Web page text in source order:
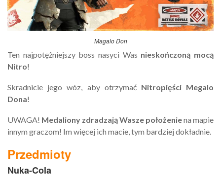
Magalo Don
Ten najpotężniejszy boss nasyci Was nieskończoną mocą
Nitro!
Skradnicie jego wóz, aby otrzymać Nitropięści Megalo
Dona!
UWAGA! Medaliony zdradzają Wasze położeniena mapie
innym graczom! Im więcej ich macie, tym bardziej dokładnie.
Przedmioty
Nuka-Cola